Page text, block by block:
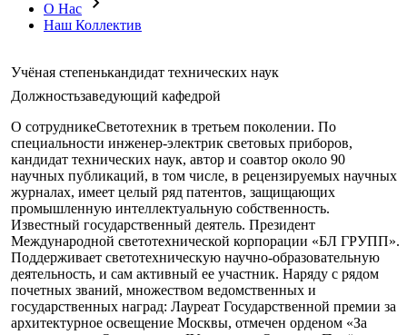
О Нас
Наш Коллектив
Учёная степенькандидат технических наук
Должностьзаведующий кафедрой
О сотрудникеСветотехник в третьем поколении. По
специальности инженер-электрик световых приборов,
кандидат технических наук, автор и соавтор около 90
научных публикаций, в том числе, в рецензируемых научных
журналах, имеет целый ряд патентов, защищающих
промышленную интеллектуальную собственность.
Известный государственный деятель. Президент
Международной светотехнической корпорации «БЛ ГРУПП».
Поддерживает светотехническую научно-образовательную
деятельность, и сам активный ее участник. Наряду с рядом
почетных званий, множеством ведомственных и
государственных наград: Лауреат Государственной премии за
архитектурное освещение Москвы, отмечен орденом «За